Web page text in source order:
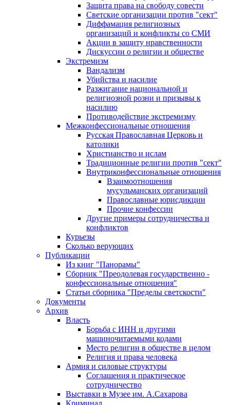
Защита права на свободу совести
Светские организации против "сект"
Диффамация религиозных
организаций и конфликты со СМИ
Акции в защиту нравственности
Дискуссии о религии и обществе
Экстремизм
Вандализм
Убийства и насилие
Разжигание национальной и
религиозной розни и призывы к
насилию
Противодействие экстремизму
Межконфессиональные отношения
Русская Православная Церковь и
католики
Христианство и ислам
Традиционные религии против "сект"
Внутриконфессиональные отношения
Взаимоотношения
мусульманских организаций
Православные юрисдикции
Прочие конфессии
Другие примеры сотрудничества и
конфликтов
Курьезы
Сколько верующих
Публикации
Из книг "Панорамы"
Сборник "Преодолевая государственно -
конфессиональные отношения"
Статьи сборника "Пределы светскости"
Документы
Архив
Власть
Борьба с ИНН и другими
машиночитаемыми кодами
Место религии в обществе в целом
Религия и права человека
Армия и силовые структуры
Соглашения и практическое
сотрудничество
Выставки в Музее им. А.Сахарова
Криминал